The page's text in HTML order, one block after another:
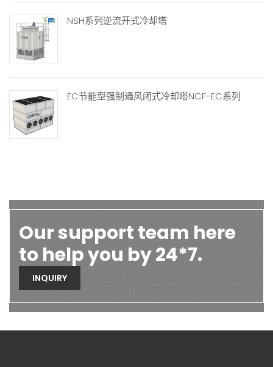
NSH系列逆流开式冷却塔
EC节能型强制通风闭式冷却塔NCF-EC系列
Our support team here
to help you by 24*7.
INQUIRY